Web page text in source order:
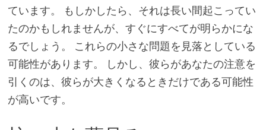
ています。 もしかしたら、それは長い間起こってい
たのかもしれませんが、すぐにすべてが明らかにな
るでしょう。 これらの小さな問題を見落としている
可能性があります。 しかし、彼らがあなたの注意を
引くのは、彼らが大きくなるときだけである可能性
が高いです。